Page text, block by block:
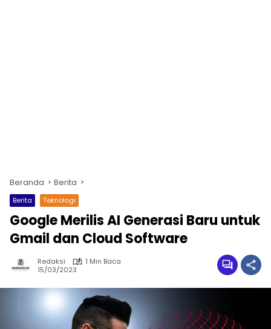
Beranda Berita
Berita Teknologi
Google Merilis AI Generasi Baru untuk
Gmail dan Cloud Software
Redaksi
1 Min Baca
15/03/2023